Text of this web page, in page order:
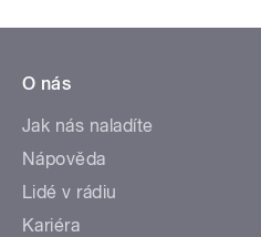
O nás
Jak nás naladíte
Nápověda
Lidé v rádiu
Kariéra